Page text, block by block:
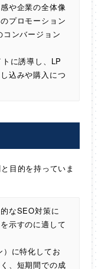
や企業の全体像
プロモーション
コンバージョン
に誘導し、LP
込みや購入につ
目的を持っていま
なSEO対策に
示すのに適して
）に特化してお
、短期間での成